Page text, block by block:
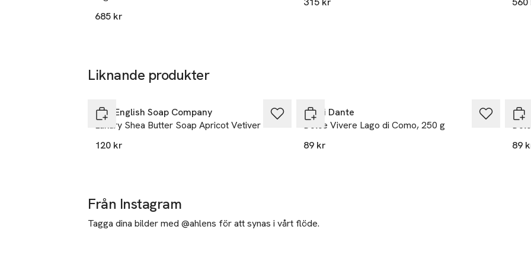
685 kr
Liknande produkter
The English Soap Company
Luxury Shea Butter Soap Apricot Vetiver
120 kr
Nesti Dante
Dolce Vivere Lago di Como, 250 g
89 kr
89
Från Instagram
Tagga dina bilder med @ahlens för att synas i vårt flöde.